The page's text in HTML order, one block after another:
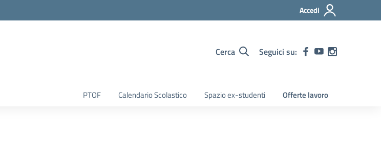
Accedi
Cerca Seguici su:
PTOF Calendario Scolastico Spazio ex-studenti Offerte lavoro